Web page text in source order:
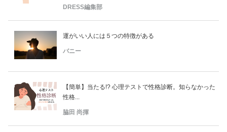
DRESS編集部
運がいい人には５つの特徴がある
バニー
【簡単】当たる!? 心理テストで性格診断。知らなかった
性格...
脇田 尚揮